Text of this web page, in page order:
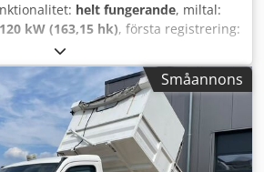
helt fungerande, miltal:
120 kW (163,15 hk), första registrering:
, bränsletyp:
, driftsvikt:3 230 kg, maximal
3 230 kg, nästa besiktning (TÜV):
, energieffektivitet: G
, förarhytt:
, emissionsklass:Euro 5, total
bredd:2 170 mm, total höjd:
2 850
växlar:6,
Småannons